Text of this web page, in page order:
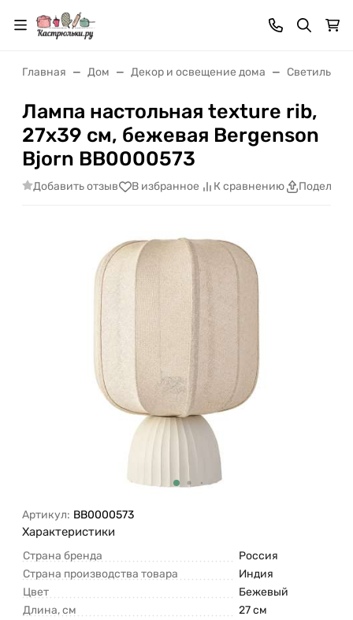
Главная Дом Декор и освещение дома
Лампа настольная texture rib,
27х39 см, бежевая Bergenson
Bjorn BB0000573
Добавить отзыв В избранное К сравнению
Артикул: BB0000573
Характеристики
Страна бренда
Россия
Страна производства товара
Индия
Цвет
Бежевый
Длина, см
27 см